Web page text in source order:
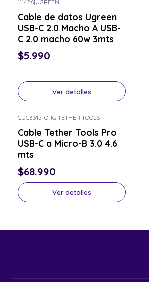
111426|UGREEN
Cable de datos Ugreen
USB-C 2.0 Macho A USB-
C 2.0 macho 60w 3mts
$5.990
Ver detalles
CUC3315-ORG|TETHER TOOLS
Cable Tether Tools Pro
USB-C a Micro-B 3.0 4.6
mts
$68.990
Ver detalles